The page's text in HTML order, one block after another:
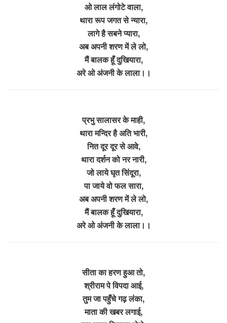
ओ लाल लंगोटे वाला,
थारा रूप जगत से न्यारा,
लागे है सबने प्यारा,
अब अपनी शरण में ले लो,
मैं बालक हूँ दुखियारा,
अरे ओ अंजनी के लाला।।
प्रभु सालासर के माही,
थारा मन्दिर है अति भारी,
नित दूर दूर से आवे,
थारा दर्शन को नर नारी,
जो लाये घृत सिंदूरा,
पा जाये वो फल सारा,
अब अपनी शरण में ले लो,
मैं बालक हूँ दुखियारा,
अरे ओ अंजनी के लाला।।
सीता का हरण हुआ तो,
श्रीराम पे विपदा आई,
तुम जा पहुँचे गढ़ लंका,
माता की खबर लगाई,